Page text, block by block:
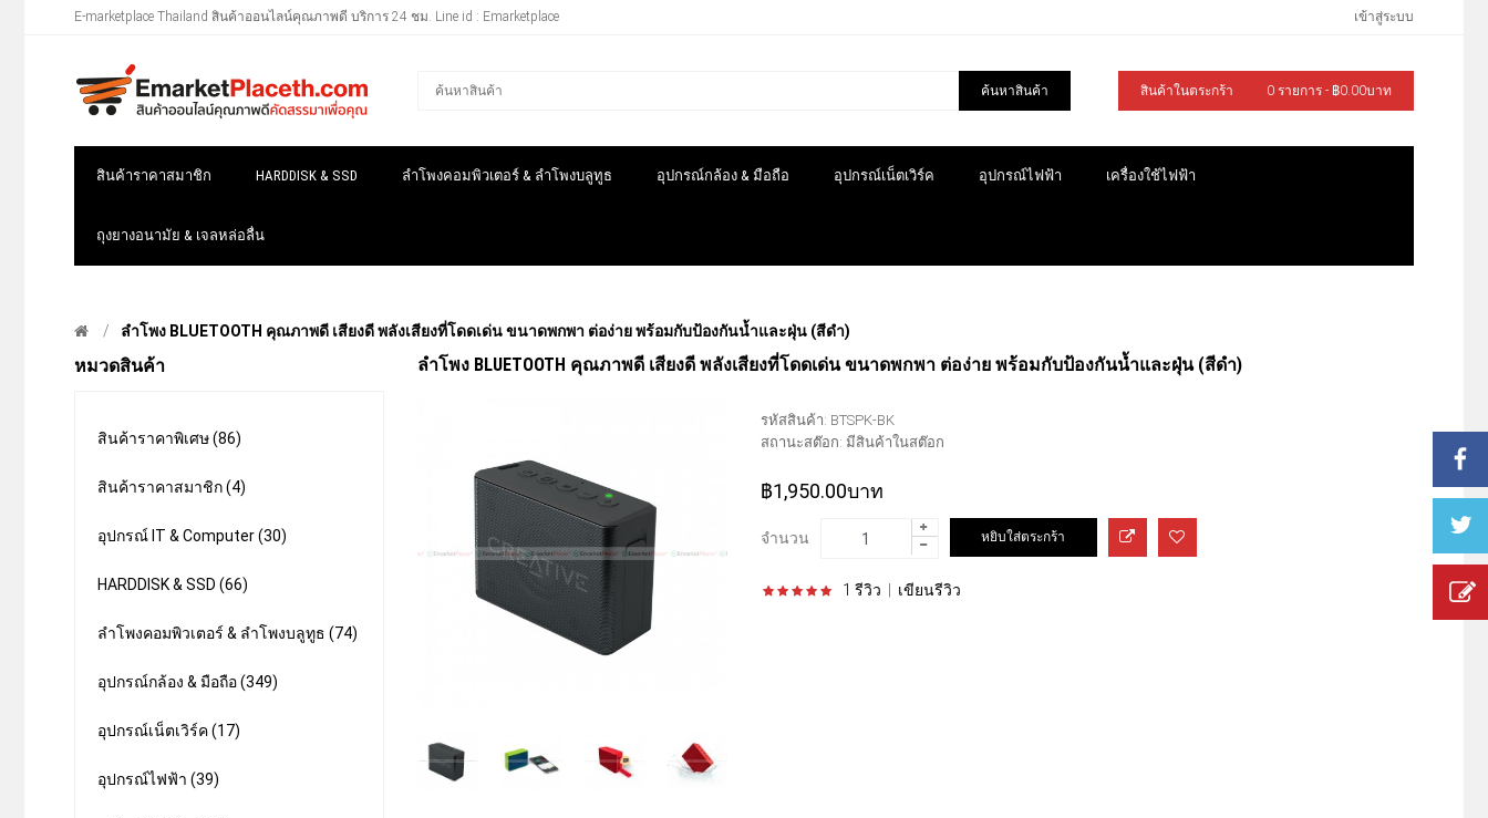
E-marketplace Thailand สินค้าออนไลน์คุณภาพดี บริการ 24 ชม. Line id : Emarketplace เข้าสู่ระบบ
ค้นหาสินค้า สินค้าในตระกร้า 0 รายการ - ฿0.00บาท
สินค้าราคาสมาชิก HARDDISK & SSD ลำโพงคอมพิวเตอร์ & ลำโพงบลูทูธ อุปกรณ์กล้อง & มือถือ อุปกรณ์เน็ตเวิร์ค อุปกรณ์ไฟฟ้า เครื่องใช้ไฟฟ้า
ถุงยางอนามัย & เจลหล่อลื่น
ลำโพง BLUETOOTH คุณภาพดี เสียงดี พลังเสียงที่โดดเด่น ขนาดพกพา ต่อง่าย พร้อมกับป้องกันน้ำและฝุ่น (สีดำ)
หมวดสินค้า
สินค้าราคาพิเศษ (86)
สินค้าราคาสมาชิก (4)
อุปกรณ์ IT & Computer (30)
HARDDISK & SSD (66)
ลำโพงคอมพิวเตอร์ & ลำโพงบลูทูธ (74)
อุปกรณ์กล้อง & มือถือ (349)
อุปกรณ์เน็ตเวิร์ค (17)
อุปกรณ์ไฟฟ้า (39)
ลำโพง BLUETOOTH คุณภาพดี เสียงดี พลังเสียงที่โดดเด่น ขนาดพกพา ต่อง่าย พร้อมกับป้องกันน้ำและฝุ่น (สีดำ)
รหัสสินค้า: BTSPK-BK
สถานะสต๊อก: มีสินค้าในสต๊อก
฿1,950.00บาท
จำนวน
1 รีวิว เขียนรีวิว